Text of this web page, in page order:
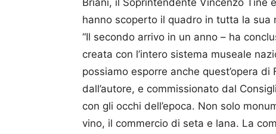
Briani, il Soprintendente Vincenzo Tinè
hanno scoperto il quadro in tutta la sua
“Il secondo arrivo in un anno – ha
creata con l’intero sistema museale
possiamo esporre anche quest’opera
dall’autore, e commissionato dal
con gli occhi dell’epoca. Non solo
vino, il commercio di seta e lana. La